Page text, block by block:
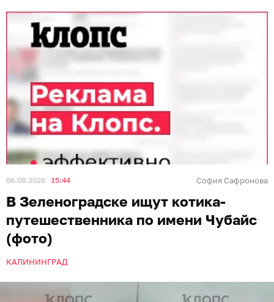
06.08.2026 15:44 София Сафронова
В Зеленоградске ищут котика-
путешественника по имени Чубайс
(фото)
КАЛИНИНГРАД